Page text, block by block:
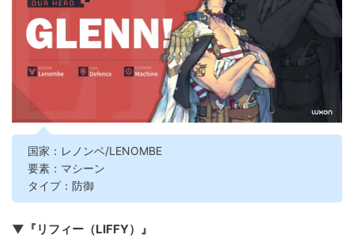
国家：レノンベ/LENOMBE
要素：マシーン
タイプ：防御
▼『リフィー（LIFFY）』